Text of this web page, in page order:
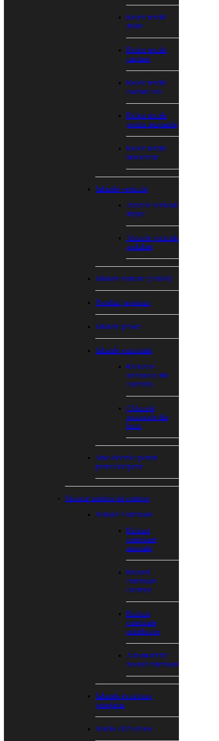
Rolete textile
duble
Rolete textile
casetate
Rolete textile
casetate lux
Rolete textile
pentru mansarde
Rolete textile
motorizate
Jaluzele verticale
Jaluzele verticale
drepte
Jaluzele verticale
ondulate
Jaluzele romane (falduri)
Paneluri japoneze
Jaluzele plisate
Jaluzele orizontale
#Jaluzele
orizontale din
aluminiu
#Jaluzele
orizontale din
lemn
Sine electrice pentru
perdea/draperie
Sisteme umbrire de exterior
Rulouri Exterioare
Rulouri
exterioare
manuale
Rulouri
exterioare
electrice
Rulouri
exterioare
antiefracție
Automatizări
rulouri exterioare
Jaluzele exterioare
venețiene
Rolete ZIP Screen